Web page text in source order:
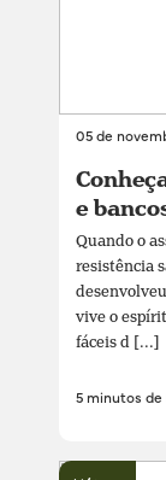
05 de
e
Quando o
resistência
vive o
fáceis d [...]
5 minutos de